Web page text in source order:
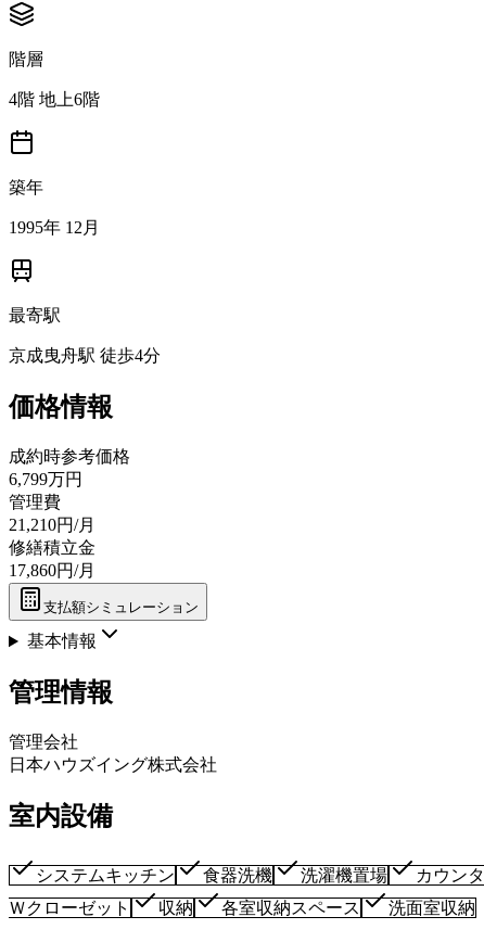
階層
4階 地上6階
築年
1995年 12月
最寄駅
京成曳舟駅 徒歩4分
価格情報
成約時参考価格
6,799万円
管理費
21,210円/月
修繕積立金
17,860円/月
支払額シミュレーション
基本情報
管理情報
管理会社
日本ハウズイング株式会社
室内設備
システムキッチン 食器洗機 洗濯機置場 カウン
Ｗクローゼット
収納 各室収納スペース 洗面室収納